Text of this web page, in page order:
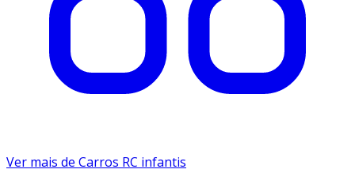
Ver mais de Carros RC infantis